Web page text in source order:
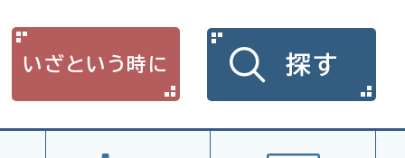
いざという時に 探す